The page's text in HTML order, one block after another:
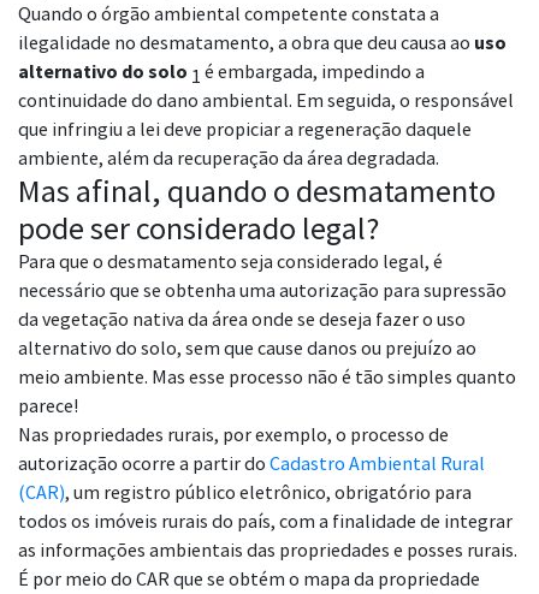
Quando o órgão ambiental competente constata a
ilegalidade no desmatamento, a obra que deu causa ao uso
alternativo do solo 1 é embargada, impedindo a
continuidade do dano ambiental. Em seguida, o responsável
que infringiu a lei deve propiciar a regeneração daquele
ambiente, além da recuperação da área degradada.
Mas afinal, quando o desmatamento
pode ser considerado legal?
Para que o desmatamento seja considerado legal, é
necessário que se obtenha uma autorização para supressão
da vegetação nativa da área onde se deseja fazer o uso
alternativo do solo, sem que cause danos ou prejuízo ao
meio ambiente. Mas esse processo não é tão simples quanto
parece!
Nas propriedades rurais, por exemplo, o processo de
autorização ocorre a partir do Cadastro Ambiental Rural
(CAR), um registro público eletrônico, obrigatório para
todos os imóveis rurais do país, com a finalidade de integrar
as informações ambientais das propriedades e posses rurais.
É por meio do CAR que se obtém o mapa da propriedade